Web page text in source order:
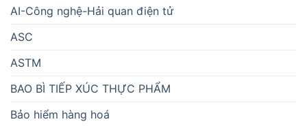
AI-Công nghệ-Hải quan điện tử
ASC
ASTM
BAO BÌ TIẾP XÚC THỰC PHẨM
Bảo hiểm hàng hoá